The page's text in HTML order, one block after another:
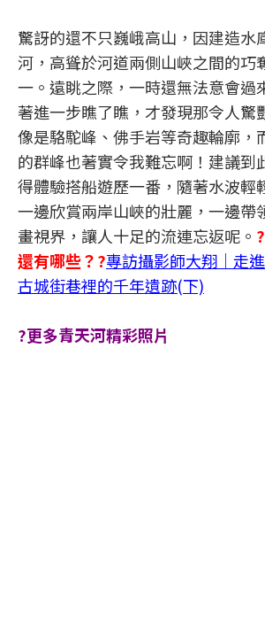
驚訝的還不只巍峨高山，因建造水
河，高聳於河道兩側山峽之間的巧
一。遠眺之際，一時還無法意會過
著進一步瞧了瞧，才發現那令人驚
像是駱駝峰、佛手岩等奇趣輪廓，
的群峰也著實令我難忘啊！建議到
得體驗搭船遊歷一番，隨著水波輕
一邊欣賞兩岸山峽的壯麗，一邊帶
畫視界，讓人十足的流連忘返呢。 ?
還有哪些？?專訪攝影師大翔｜走
古城街巷裡的千年遺跡(下)
?更多青天河精彩照片